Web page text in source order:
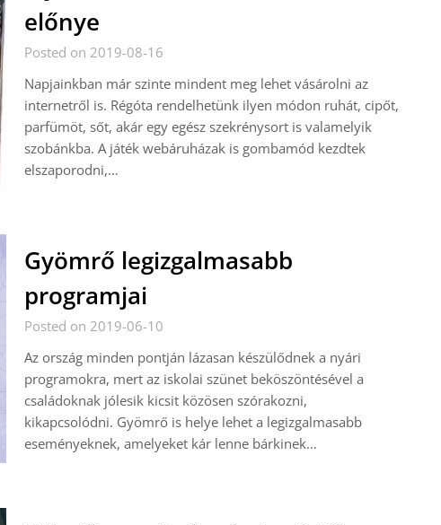
előnye
Posted on 2019-08-16
Napjainkban már szinte mindent meg lehet vásárolni az
internetről is. Régóta rendelhetünk ilyen módon ruhát, cipőt,
parfümöt, sőt, akár egy egész szekrénysort is valamelyik
szobánkba. A játék webáruházak is gombamód kezdtek
elszaporodni,…
Gyömrő legizgalmasabb
programjai
Posted on 2019-06-10
Az ország minden pontján lázasan készülődnek a nyári
programokra, mert az iskolai szünet beköszöntésével a
családoknak jólesik kicsit közösen szórakozni,
kikapcsolódni. Gyömrő is helye lehet a legizgalmasabb
eseményeknek, amelyeket kár lenne bárkinek…